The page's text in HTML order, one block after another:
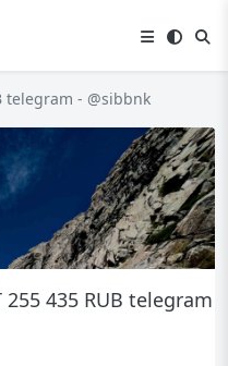
telegram - @sibbnk
255 435 RUB telegram